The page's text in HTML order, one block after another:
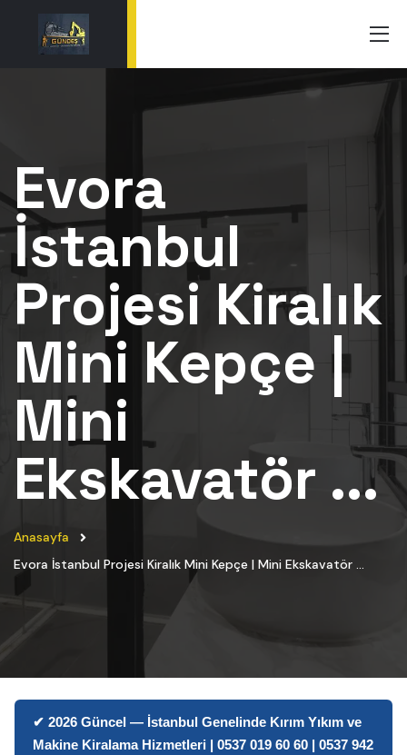
Evora
İstanbul
Projesi Kiralık
Mini Kepçe |
Mini
Ekskavatör ...
Anasayfa
Evora İstanbul Projesi Kiralık Mini Kepçe | Mini Ekskavatör ...
✔ 2026 Güncel — İstanbul Genelinde Kırım Yıkım ve
Makine Kiralama Hizmetleri | 0537 019 60 60 | 0537 942